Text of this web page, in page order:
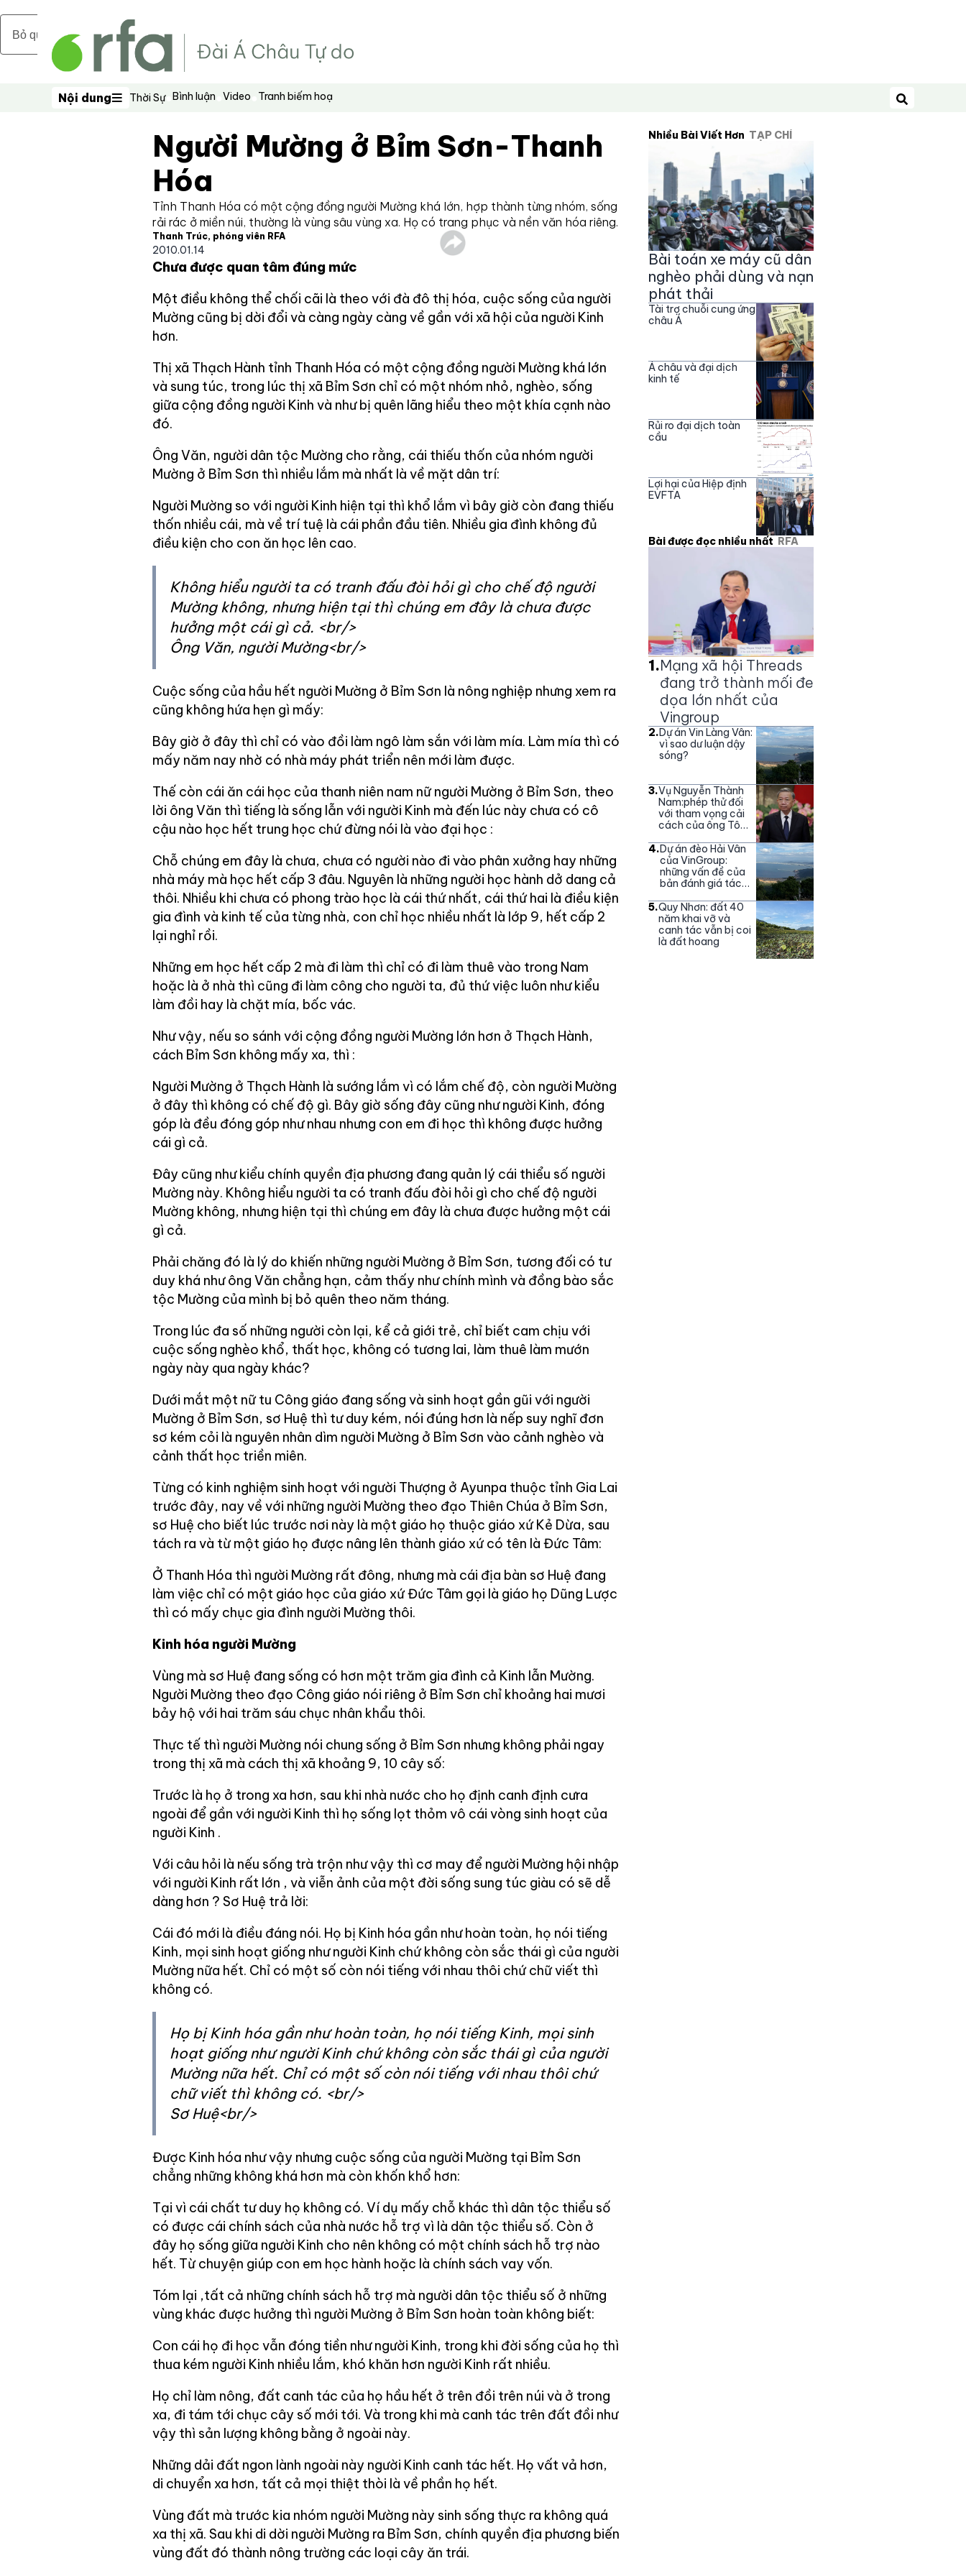
Bỏ qua nội dung chính
Nội dung
Nội dung Thời Sự Bình luận Video Tranh biếm hoạ
Tìm kiếm
Người Mường ở Bỉm Sơn-Thanh
Hóa
Tỉnh Thanh Hóa có một cộng đồng người Mường khá lớn, hợp thành từng nhóm, sống
rải rác ở miền núi, thường là vùng sâu vùng xa. Họ có trang phục và nền văn hóa riêng.
Thanh Trúc, phóng viên RFA
2010.01.14
Chưa được quan tâm đúng mức
Một điều không thể chối cãi là theo với đà đô thị hóa, cuộc sống của người
Mường cũng bị dời đổi và càng ngày càng về gần với xã hội của người Kinh
hơn.
Thị xã Thạch Hành tỉnh Thanh Hóa có một cộng đồng người Mường khá lớn
và sung túc, trong lúc thị xã Bỉm Sơn chỉ có một nhóm nhỏ, nghèo, sống
giữa cộng đồng người Kinh và như bị quên lãng hiểu theo một khía cạnh nào
đó.
Ông Văn, người dân tộc Mường cho rằng, cái thiếu thốn của nhóm người
Mường ở Bỉm Sơn thì nhiều lắm mà nhất là về mặt dân trí:
Người Mường so với người Kinh hiện tại thì khổ lắm vì bây giờ còn đang thiếu
thốn nhiều cái, mà về trí tuệ là cái phần đầu tiên. Nhiều gia đình không đủ
điều kiện cho con ăn học lên cao.
Không hiểu người ta có tranh đấu đòi hỏi gì cho chế độ người
Mường không, nhưng hiện tại thì chúng em đây là chưa được
hưởng một cái gì cả. <br/>
Ông Văn, người Mường<br/>
Cuộc sống của hầu hết người Mường ở Bỉm Sơn là nông nghiệp nhưng xem ra
cũng không hứa hẹn gì mấy:
Bây giờ ở đây thì chỉ có vào đồi làm ngô làm sắn với làm mía. Làm mía thì có
mấy năm nay nhờ có nhà máy phát triển nên mới làm được.
Thế còn cái ăn cái học của thanh niên nam nữ người Mường ở Bỉm Sơn, theo
lời ông Văn thì tiếng là sống lẫn với người Kinh mà đến lúc này chưa có cô
cậu nào học hết trung học chứ đừng nói là vào đại học :
Chỗ chúng em đây là chưa, chưa có người nào đi vào phân xưởng hay những
nhà máy mà học hết cấp 3 đâu. Nguyên là những người học hành dở dang cả
thôi. Nhiều khi chưa có phong trào học là cái thứ nhất, cái thứ hai là điều kiện
gia đình và kinh tế của từng nhà, con chỉ học nhiều nhất là lớp 9, hết cấp 2
lại nghỉ rồi.
Những em học hết cấp 2 mà đi làm thì chỉ có đi làm thuê vào trong Nam
hoặc là ở nhà thì cũng đi làm công cho người ta, đủ thứ việc luôn như kiểu
làm đồi hay là chặt mía, bốc vác.
Như vậy, nếu so sánh với cộng đồng người Mường lớn hơn ở Thạch Hành,
cách Bỉm Sơn không mấy xa, thì :
Người Mường ở Thạch Hành là sướng lắm vì có lắm chế độ, còn người Mường
ở đây thì không có chế độ gì. Bây giờ sống đây cũng như người Kinh, đóng
góp là đều đóng góp như nhau nhưng con em đi học thì không được hưởng
cái gì cả.
Đây cũng như kiểu chính quyền địa phương đang quản lý cái thiểu số người
Mường này. Không hiểu người ta có tranh đấu đòi hỏi gì cho chế độ người
Mường không, nhưng hiện tại thì chúng em đây là chưa được hưởng một cái
gì cả.
Phải chăng đó là lý do khiến những người Mường ở Bỉm Sơn, tương đối có tư
duy khá như ông Văn chẳng hạn, cảm thấy như chính mình và đồng bào sắc
tộc Mường của mình bị bỏ quên theo năm tháng.
Trong lúc đa số những người còn lại, kể cả giới trẻ, chỉ biết cam chịu với
cuộc sống nghèo khổ, thất học, không có tương lai, làm thuê làm mướn
ngày này qua ngày khác?
Dưới mắt một nữ tu Công giáo đang sống và sinh hoạt gần gũi với người
Mường ở Bỉm Sơn, sơ Huệ thì tư duy kém, nói đúng hơn là nếp suy nghĩ đơn
sơ kém cỏi là nguyên nhân dìm người Mường ở Bỉm Sơn vào cảnh nghèo và
cảnh thất học triền miên.
Từng có kinh nghiệm sinh hoạt với người Thượng ở Ayunpa thuộc tỉnh Gia Lai
trước đây, nay về với những người Mường theo đạo Thiên Chúa ở Bỉm Sơn,
sơ Huệ cho biết lúc trước nơi này là một giáo họ thuộc giáo xứ Kẻ Dừa, sau
tách ra và từ một giáo họ được nâng lên thành giáo xứ có tên là Đức Tâm:
Ở Thanh Hóa thì người Mường rất đông, nhưng mà cái địa bàn sơ Huệ đang
làm việc chỉ có một giáo học của giáo xứ Đức Tâm gọi là giáo họ Dũng Lược
thì có mấy chục gia đình người Mường thôi.
Kinh hóa người Mường
Vùng mà sơ Huệ đang sống có hơn một trăm gia đình cả Kinh lẫn Mường.
Người Mường theo đạo Công giáo nói riêng ở Bỉm Sơn chỉ khoảng hai mươi
bảy hộ với hai trăm sáu chục nhân khẩu thôi.
Thực tế thì người Mường nói chung sống ở Bỉm Sơn nhưng không phải ngay
trong thị xã mà cách thị xã khoảng 9, 10 cây số:
Trước là họ ở trong xa hơn, sau khi nhà nước cho họ định canh định cưra
ngoài để gần với người Kinh thì họ sống lọt thỏm vô cái vòng sinh hoạt của
người Kinh .
Với câu hỏi là nếu sống trà trộn như vậy thì cơ may để người Mường hội nhập
với người Kinh rất lớn , và viễn ảnh của một đời sống sung túc giàu có sẽ dễ
dàng hơn ? Sơ Huệ trả lời:
Cái đó mới là điều đáng nói. Họ bị Kinh hóa gần như hoàn toàn, họ nói tiếng
Kinh, mọi sinh hoạt giống như người Kinh chứ không còn sắc thái gì của người
Mường nữa hết. Chỉ có một số còn nói tiếng với nhau thôi chứ chữ viết thì
không có.
Họ bị Kinh hóa gần như hoàn toàn, họ nói tiếng Kinh, mọi sinh
hoạt giống như người Kinh chứ không còn sắc thái gì của người
Mường nữa hết. Chỉ có một số còn nói tiếng với nhau thôi chứ
chữ viết thì không có. <br/>
Sơ Huệ<br/>
Được Kinh hóa như vậy nhưng cuộc sống của người Mường tại Bỉm Sơn
chẳng những không khá hơn mà còn khốn khổ hơn:
Tại vì cái chất tư duy họ không có. Ví dụ mấy chỗ khác thì dân tộc thiểu số
có được cái chính sách của nhà nước hỗ trợ vì là dân tộc thiểu số. Còn ở
đây họ sống giữa người Kinh cho nên không có một chính sách hỗ trợ nào
hết. Từ chuyện giúp con em học hành hoặc là chính sách vay vốn.
Tóm lại ,tất cả những chính sách hỗ trợ mà người dân tộc thiểu số ở những
vùng khác được hưởng thì người Mường ở Bỉm Sơn hoàn toàn không biết:
Con cái họ đi học vẫn đóng tiền như người Kinh, trong khi đời sống của họ thì
thua kém người Kinh nhiều lắm, khó khăn hơn người Kinh rất nhiều.
Họ chỉ làm nông, đất canh tác của họ hầu hết ở trên đồi trên núi và ở trong
xa, đi tám tới chục cây số mới tới. Và trong khi mà canh tác trên đất đồi như
vậy thì sản lượng không bằng ở ngoài này.
Những dải đất ngon lành ngoài này người Kinh canh tác hết. Họ vất vả hơn,
di chuyển xa hơn, tất cả mọi thiệt thòi là về phần họ hết.
Vùng đất mà trước kia nhóm người Mường này sinh sống thực ra không quá
xa thị xã. Sau khi di dời người Mường ra Bỉm Sơn, chính quyền địa phương biến
vùng đất đó thành nông trường các loại cây ăn trái.
Nhiều Bài Viết Hơn TẠP CHÍ
Bài toán xe máy cũ dân
nghèo phải dùng và nạn
phát thải
Tài trợ chuỗi cung ứng
châu Á
Á châu và đại dịch
kinh tế
Rủi ro đại dịch toàn
cầu
Lợi hại của Hiệp định
EVFTA
Bài được đọc nhiều nhất RFA
1.Mạng xã hội Threads
đang trở thành mối đe
dọa lớn nhất của
Vingroup
2.Dự án Vin Làng Vân:
vì sao dư luận dậy
sóng?
3.Vụ Nguyễn Thành
Nam:phép thử đối
với tham vọng cải
cách của ông Tô
4.Dự án đèo Hải Vân
của VinGroup:
những vấn đề của
bản đánh giá tác
5.Quy Nhơn: đất 40
năm khai vỡ và
canh tác vẫn bị coi
là đất hoang